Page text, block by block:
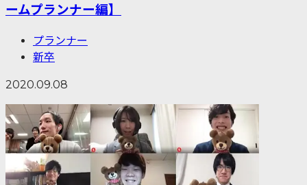
ームプランナー編】
プランナー
新卒
2020.09.08